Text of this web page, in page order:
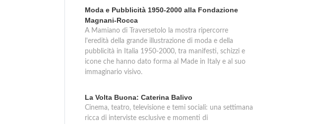
Moda e Pubblicità 1950-2000 alla Fondazione
Magnani-Rocca
A Mamiano di Traversetolo la mostra ripercorre
l'eredità della grande illustrazione di moda e della
pubblicità in Italia 1950-2000, tra manifesti, schizzi e
icone che hanno dato forma al Made in Italy e al suo
immaginario visivo.
La Volta Buona: Caterina Balivo
Cinema, teatro, televisione e temi sociali: una settimana
ricca di interviste esclusive e momenti di